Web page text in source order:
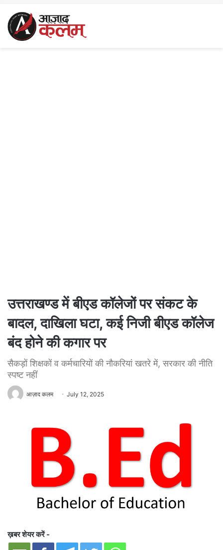
उत्तराखण्ड में बीएड कॉलेजों पर संकट के
बादल, दाखिला घटा, कई निजी बीएड कॉलेज
बंद होने की कगार पर
सैकड़ों शिक्षकों व कर्मचारियों की नौकरियां खतरे में, सरकार की नीति
स्पष्ट नहीं
आज़ाद कलम July 12, 2025
ख़बर शेयर करें -